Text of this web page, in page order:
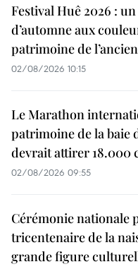
Festival Huê 2026 :
d’automne aux
patrimoine de
02/08/2026 10:15
Le Marathon
patrimoine de la baie
devrait attirer 18.000
02/08/2026 09:55
Cérémonie nationale
tricentenaire de la
grande figure